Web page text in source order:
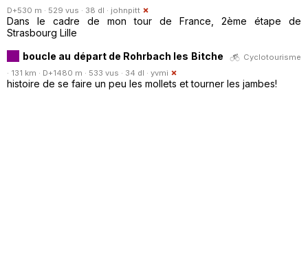
D+530 m · 529 vus · 38 dl · johnpitt
Dans le cadre de mon tour de France, 2ème étape de
Strasbourg Lille
boucle au départ de Rohrbach les Bitche
Cyclotourisme
· 131 km · D+1480 m · 533 vus · 34 dl · yvmi
histoire de se faire un peu les mollets et tourner les jambes!